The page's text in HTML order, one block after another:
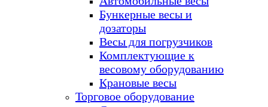
Бункерные весы и
дозаторы
Весы для погрузчиков
Комплектующие к
весовому оборудованию
Крановые весы
Торговое оборудование